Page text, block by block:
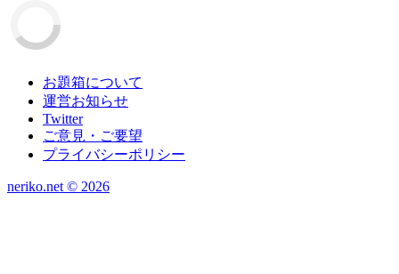
お題箱について
運営お知らせ
Twitter
ご意見・ご要望
プライバシーポリシー
neriko.net © 2026